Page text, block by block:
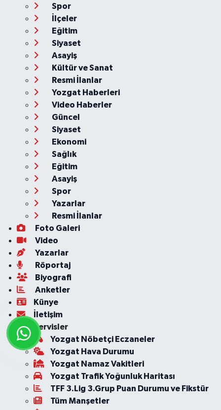
Spor
İlçeler
Eğitim
Siyaset
Asayiş
Kültür ve Sanat
Resmi İlanlar
Yozgat Haberleri
Video Haberler
Güncel
Siyaset
Ekonomi
Sağlık
Eğitim
Asayiş
Spor
Yazarlar
Resmi İlanlar
Foto Galeri
Video
Yazarlar
Röportaj
Biyografi
Anketler
Künye
İletişim
Servisler
Yozgat Nöbetçi Eczaneler
Yozgat Hava Durumu
Yozgat Namaz Vakitleri
Yozgat Trafik Yoğunluk Haritası
TFF 3.Lig 3.Grup Puan Durumu ve Fikstür
Tüm Manşetler